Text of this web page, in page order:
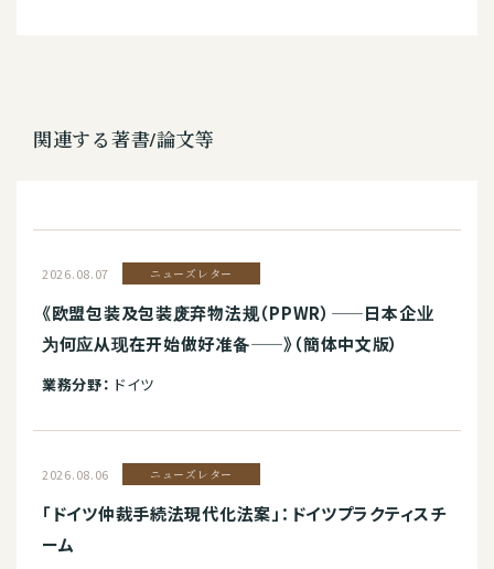
関連する著書/論文等
2026.08.07 ニューズレター
《欧盟包装及包装废弃物法规（PPWR）——日本企业
为何应从现在开始做好准备——》（簡体中文版）
業務分野： ドイツ
2026.08.06 ニューズレター
「ドイツ仲裁手続法現代化法案」：ドイツプラクティスチ
ーム